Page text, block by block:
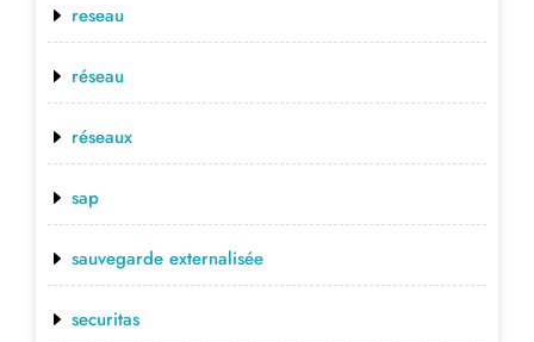
reseau
réseau
réseaux
sap
sauvegarde externalisée
securitas